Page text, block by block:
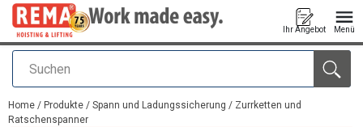
Suchen
Ihr Angebot Menü
Anfragen
Home / Produkte / Spann und Ladungssicherung / Zurrketten und
Ratschenspanner